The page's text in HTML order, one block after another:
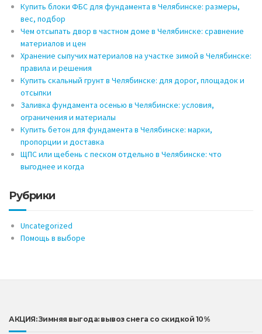
Купить блоки ФБС для фундамента в Челябинске: размеры,
вес, подбор
Чем отсыпать двор в частном доме в Челябинске: сравнение
материалов и цен
Хранение сыпучих материалов на участке зимой в Челябинске:
правила и решения
Купить скальный грунт в Челябинске: для дорог, площадок и
отсыпки
Заливка фундамента осенью в Челябинске: условия,
ограничения и материалы
Купить бетон для фундамента в Челябинске: марки,
пропорции и доставка
ЩПС или щебень с песком отдельно в Челябинске: что
выгоднее и когда
Рубрики
Uncategorized
Помощь в выборе
АКЦИЯ: Зимняя выгода: вывоз снега со скидкой 10%